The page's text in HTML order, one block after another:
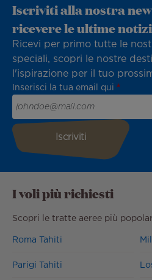
Iscriviti alla nostra
ricevere le ultime
Ricevi per primo tutte le
speciali, scopri le nostre
l'ispirazione per il tuo
Inserisci la tua email qui
I voli più richiesti
Scopri le tratte aeree più
Roma Tahiti
Parigi Tahiti